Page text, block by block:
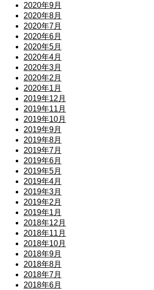
2020年9月
2020年8月
2020年7月
2020年6月
2020年5月
2020年4月
2020年3月
2020年2月
2020年1月
2019年12月
2019年11月
2019年10月
2019年9月
2019年8月
2019年7月
2019年6月
2019年5月
2019年4月
2019年3月
2019年2月
2019年1月
2018年12月
2018年11月
2018年10月
2018年9月
2018年8月
2018年7月
2018年6月